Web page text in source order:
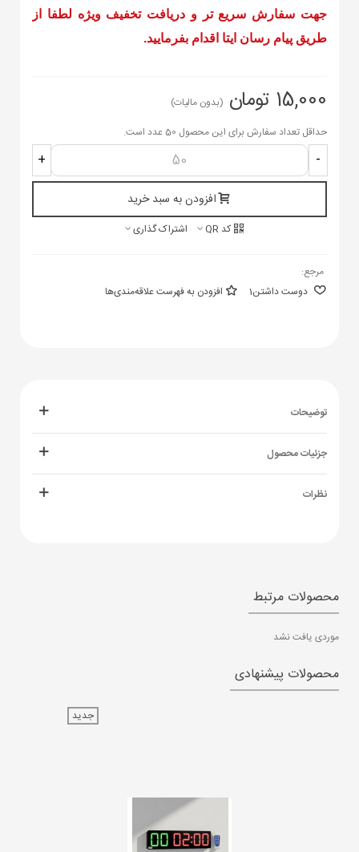
جهت سفارش سریع تر و دریافت تخفیف ویژه لطفا از
طریق پیام رسان ایتا اقدام بفرمایید.
15,000 تومان
(بدون مالیات)
حداقل تعداد سفارش برای این محصول 50 عدد است.
-
+
افزودن به سبد خرید
کد QR اشتراک گذاری
مرجع:
دوست داشتن1 افزودن به فهرست علاقه‌مندی‌ها
توضیحات
جزئیات محصول
نظرات
محصولات مرتبط
موردی یافت نشد
محصولات پیشنهادی
جدید